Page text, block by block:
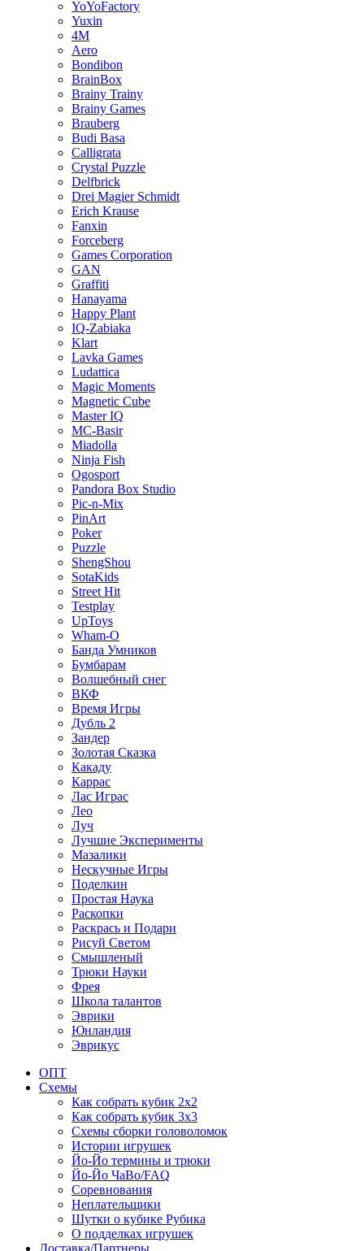
YoYoFactory
Yuxin
4M
Aero
Bondibon
BrainBox
Brainy Trainy
Brainy Games
Brauberg
Budi Basa
Calligrata
Crystal Puzzle
Delfbrick
Drei Magier Schmidt
Erich Krause
Fanxin
Forceberg
Games Corporation
GAN
Graffiti
Hanayama
Happy Plant
IQ-Zabiaka
Klart
Lavka Games
Ludattica
Magic Moments
Magnetic Cube
Master IQ
MC-Basir
Miadolla
Ninja Fish
Ogosport
Pandora Box Studio
Pic-n-Mix
PinArt
Poker
Puzzle
ShengShou
SotaKids
Street Hit
Testplay
UpToys
Wham-O
Банда Умников
Бумбарам
Волшебный снег
ВКФ
Время Игры
Дубль 2
Зандер
Золотая Сказка
Какаду
Каррас
Лас Играс
Лео
Луч
Лучшие Эксперименты
Мазалики
Нескучные Игры
Поделкин
Простая Наука
Раскопки
Раскрась и Подари
Рисуй Светом
Смышленый
Трюки Науки
Фрея
Школа талантов
Эврики
Юнландия
Эврикус
ОПТ
Схемы
Как собрать кубик 2х2
Как собрать кубик 3х3
Схемы сборки головоломок
Истории игрушек
Йо-Йо термины и трюки
Йо-Йо ЧаВо/FAQ
Соревнования
Неплательщики
Шутки о кубике Рубика
О подделках игрушек
Доставка/Партнеры